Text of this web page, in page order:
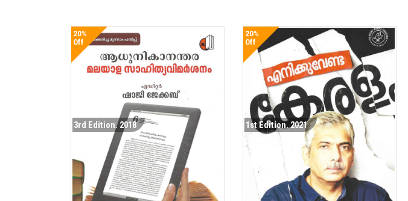
20%
Off
3rd Edition. 2018
20%
Off
1st Edition. 2021